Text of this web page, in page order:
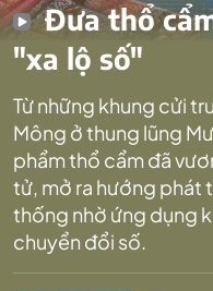
Đưa thổ
"xa lộ số"
Từ những khung cửi
Mông ở thung lũng
phẩm thổ cẩm đã
tử, mở ra hướng phát
thống nhờ ứng dụng
chuyển đổi số.